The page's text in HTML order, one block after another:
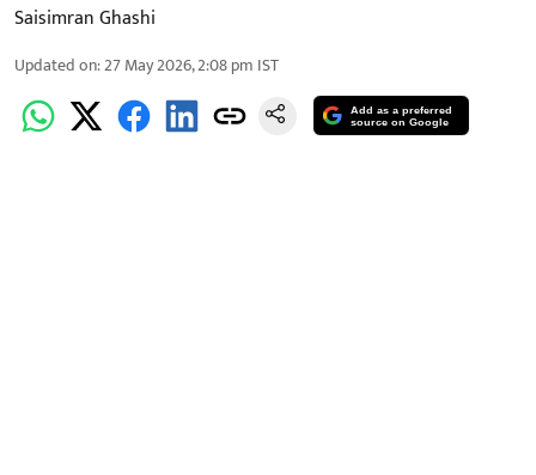
Saisimran Ghashi
Updated on:27 May 2026, 2:08 pm IST
Add as a preferred
source on Google